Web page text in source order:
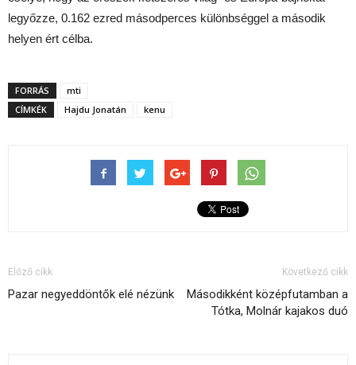
legyőzze, 0.162 ezred másodperces különbséggel a második
helyen ért célba.
FORRÁS
mti
CÍMKÉK
Hajdu Jonatán kenu
Előző cikk
Pazar negyeddöntők elé nézünk
Következő cikk
Másodikként középfutamban a
Tótka, Molnár kajakos duó